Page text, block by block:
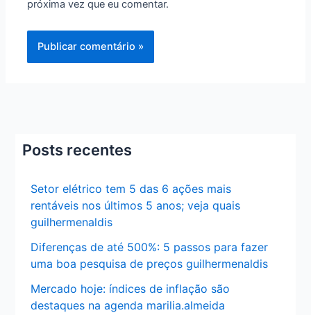
próxima vez que eu comentar.
Posts recentes
Setor elétrico tem 5 das 6 ações mais
rentáveis nos últimos 5 anos; veja quais
guilhermenaldis
Diferenças de até 500%: 5 passos para fazer
uma boa pesquisa de preços guilhermenaldis
Mercado hoje: índices de inflação são
destaques na agenda marilia.almeida